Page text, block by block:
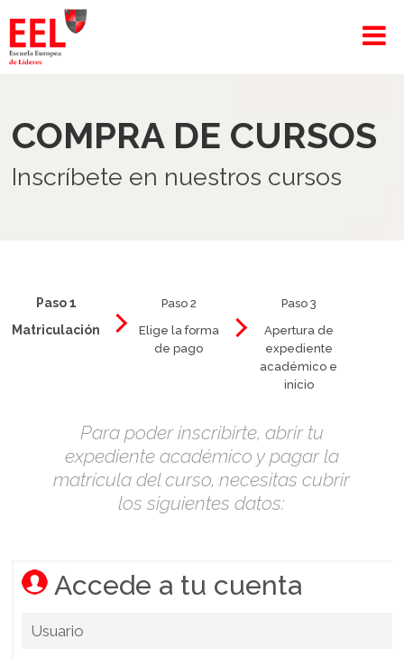
COMPRA DE CURSOS
Inscríbete en nuestros cursos
Paso 1
Matriculación
Paso 2
Elige la forma
de pago
Paso 3
Apertura de
expediente
académico e
inicio
Para poder inscribirte, abrir tu
expediente académico y pagar la
matrícula del curso, necesitas cubrir
los siguientes datos:
Accede a tu cuenta